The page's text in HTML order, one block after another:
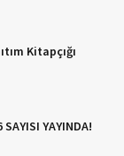
Kitapçığı
YAYINDA!